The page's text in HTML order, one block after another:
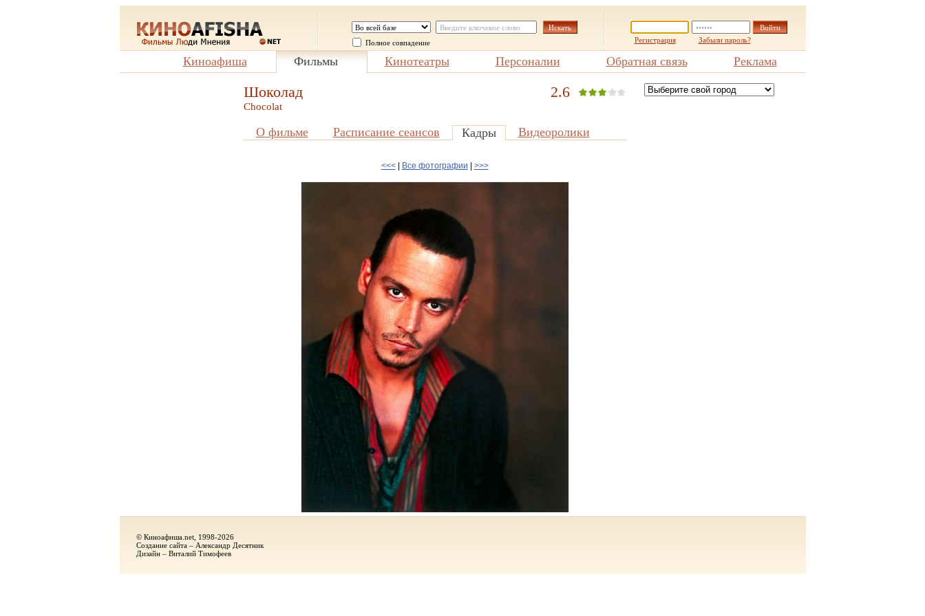
Полное совпадение Регистрация Забыли пароль?
Киноафиша Фильмы Кинотеатры Персоналии Обратная связь Реклама
Шоколад
Chocolat
2.6
О фильме Расписание сеансов Кадры Видеоролики
<<<| Все фотографии >>>
© Киноафиша.net, 1998-2026
Создание сайта – Александр Десятник
Дизайн – Виталий Тимофеев